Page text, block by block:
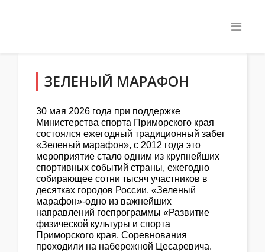
ЗЕЛЕНЫЙ МАРАФОН
30 мая 2026 года при поддержке
Министерства спорта Приморского края
состоялся ежегодный традиционный забег
«Зеленый марафон», с 2012 года это
мероприятие стало одним из крупнейших
спортивных событий страны, ежегодно
собирающее сотни тысяч участников в
десятках городов России. «Зеленый
марафон»-одно из важнейших
направлений госпрограммы «Развитие
физической культуры и спорта
Приморского края. Соревнования
проходили на набережной Цесаревича.